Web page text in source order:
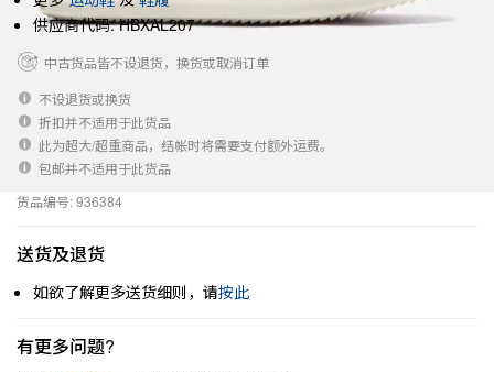
供应商代码: HBXAL207
中古货品皆不设退货，换货或取消订单
不设退货或换货
折扣并不适用于此货品
此为超大/超重商品，结帐时将需要支付额外运费。
包邮并不适用于此货品
货品编号: 936384
送货及退货
如欲了解更多送货细则，请按此
有更多问题?